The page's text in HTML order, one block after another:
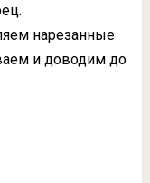
нарезанные
и доводим до